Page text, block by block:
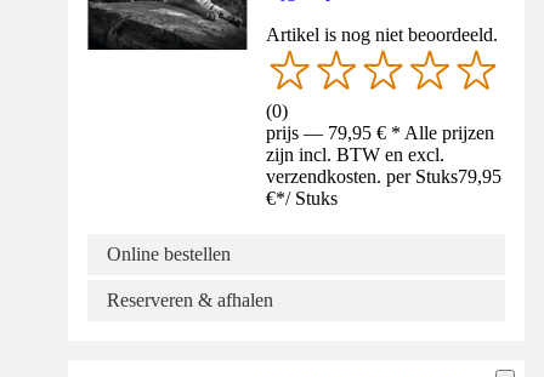
Artikel is nog niet beoordeeld.
(0)
prijs — 79,95 € * Alle prijzen
zijn incl. BTW en excl.
verzendkosten. per Stuks79,95
€*/ Stuks
Online bestellen
Reserveren & afhalen